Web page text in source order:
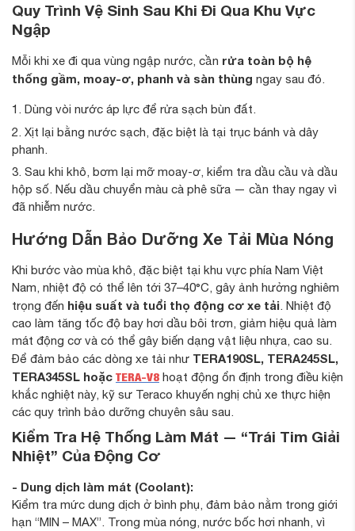
Quy Trình Vệ Sinh Sau Khi Đi Qua Khu Vực
Ngập
Mỗi khi xe đi qua vùng ngập nước, cần rửa toàn bộ hệ
thống gầm, moay-ơ, phanh và sàn thùng ngay sau đó.
Dùng vòi nước áp lực để rửa sạch bùn đất.
Xịt lại bằng nước sạch, đặc biệt là tại trục bánh và dây
phanh.
Sau khi khô, bơm lại mỡ moay-ơ, kiểm tra dầu cầu và dầu
hộp số. Nếu dầu chuyển màu cà phê sữa — cần thay ngay vì
đã nhiễm nước.
Hướng Dẫn Bảo Dưỡng Xe Tải Mùa Nóng
Khi bước vào mùa khô, đặc biệt tại khu vực phía Nam Việt
Nam, nhiệt độ có thể lên tới 37–40°C, gây ảnh hưởng nghiêm
trọng đến hiệu suất và tuổi thọ động cơ xe tải. Nhiệt độ
cao làm tăng tốc độ bay hơi dầu bôi trơn, giảm hiệu quả làm
mát động cơ và có thể gây biến dạng vật liệu nhựa, cao su.
Để đảm bảo các dòng xe tải như TERA190SL, TERA245SL,
TERA345SL hoặc TERA-V8 hoạt động ổn định trong điều kiện
khắc nghiệt này, kỹ sư Teraco khuyến nghị chủ xe thực hiện
các quy trình bảo dưỡng chuyên sâu sau.
Kiểm Tra Hệ Thống Làm Mát — “Trái Tim Giải
Nhiệt” Của Động Cơ
- Dung dịch làm mát (Coolant):
Kiểm tra mức dung dịch ở bình phụ, đảm bảo nằm trong giới
hạn “MIN – MAX”. Trong mùa nóng, nước bốc hơi nhanh, vì